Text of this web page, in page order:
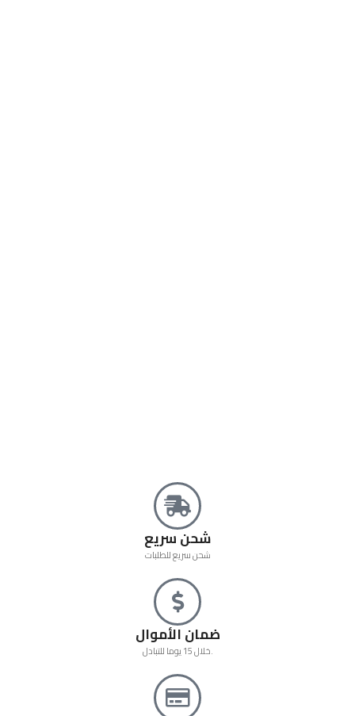
شحن سريع
شحن سريع للطلبات
ضمان الأموال
خلال 15 يوما للتبادل.